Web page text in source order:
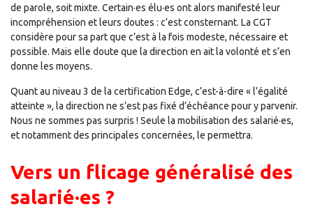
de parole, soit mixte. Certain·es élu·es ont alors manifesté leur
incompréhension et leurs doutes : c’est consternant. La CGT
considère pour sa part que c’est à la fois modeste, nécessaire et
possible. Mais elle doute que la direction en ait la volonté et s’en
donne les moyens.
Quant au niveau 3 de la certification Edge, c’est-à-dire « l’égalité
atteinte », la direction ne s’est pas fixé d’échéance pour y parvenir.
Nous ne sommes pas surpris ! Seule la mobilisation des salarié·es,
et notamment des principales concernées, le permettra.
Vers un flicage généralisé des
salarié·es ?